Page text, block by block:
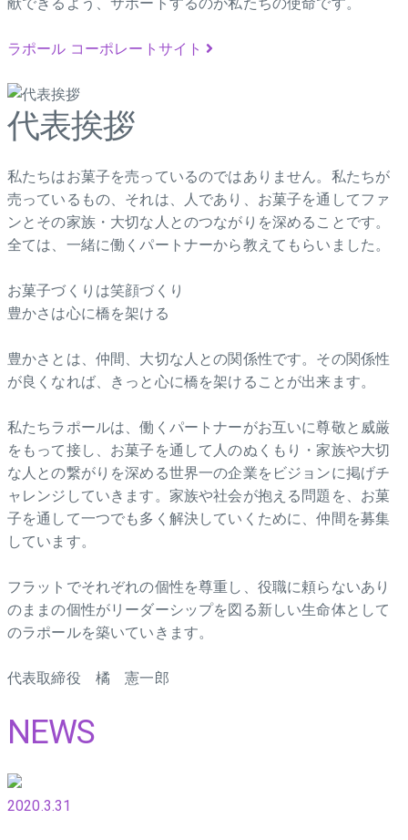
ラポール コーポレートサイト
代表挨拶
私たちはお菓子を売っているのではありません。私たちが
売っているもの、それは、人であり、お菓子を通してファ
ンとその家族・大切な人とのつながりを深めることです。
全ては、一緒に働くパートナーから教えてもらいました。
お菓子づくりは笑顔づくり
豊かさは心に橋を架ける
豊かさとは、仲間、大切な人との関係性です。その関係性
が良くなれば、きっと心に橋を架けることが出来ます。
私たちラポールは、働くパートナーがお互いに尊敬と威厳
をもって接し、お菓子を通して人のぬくもり・家族や大切
な人との繋がりを深める世界一の企業をビジョンに掲げチ
ャレンジしていきます。家族や社会が抱える問題を、お菓
子を通して一つでも多く解決していくために、仲間を募集
しています。
フラットでそれぞれの個性を尊重し、役職に頼らないあり
のままの個性がリーダーシップを図る新しい生命体として
のラポールを築いていきます。
代表取締役 橘 憲一郎
NEWS
2020.3.31